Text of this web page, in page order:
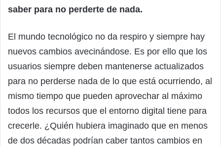
saber para no perderte de nada.
El mundo tecnológico no da respiro y siempre hay
nuevos cambios avecinándose. Es por ello que los
usuarios siempre deben mantenerse actualizados
para no perderse nada de lo que está ocurriendo, al
mismo tiempo que pueden aprovechar al máximo
todos los recursos que el entorno digital tiene para
crecerle. ¿Quién hubiera imaginado que en menos
de dos décadas podrían caber tantos cambios en